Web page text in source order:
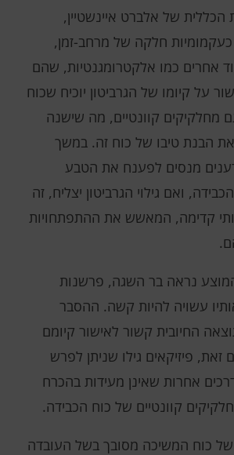
הכללית של אלברט איינשטיין,
חלקה של מרחב-זמן,
אחרים כמו אלקטרומגנטיות, שהם
על קיומו של הגרביטון יוכיח שכוח
מחלקיקים קוונטיים, מה שישנה
הבנת טיבו של כוח זה. במשך
מנסים לפענח את הטבע
ואם גילוי הגרביטון יצליח, זה
קדימה, המאשש את ההתפתחויות
נראה בר השגה, פרשנות
עשויה להיות קשה. ההסבר
החיובית קשור לאישור קיומם
זאת, פיזיקאים גילו שניתן לפרש
אחרות שאינן מעידות בהכרח
קוונטיים של כוח הכבידה.
של כוח המשיכה מסובך בשל העובדה